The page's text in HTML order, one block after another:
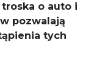
troska o auto i
pozwalają
tych